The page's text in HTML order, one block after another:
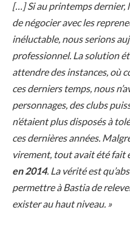
[…] Si au printemps dernier,
de négocier avec les
inéluctable, nous serions
professionnel. La solution
attendre des instances, où
ces derniers temps, nous
personnages, des clubs
n’étaient plus disposés à
ces dernières années.
virement, tout avait été fait
en 2014. La vérité est
permettre à Bastia de
exister au haut niveau. »